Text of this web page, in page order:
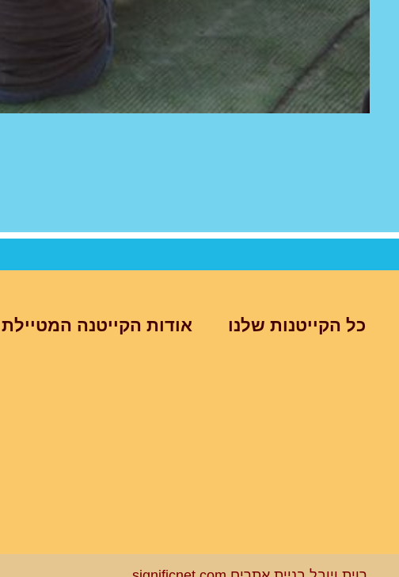
כל הקייטנות שלנו אודות הקייטנה המטיילת